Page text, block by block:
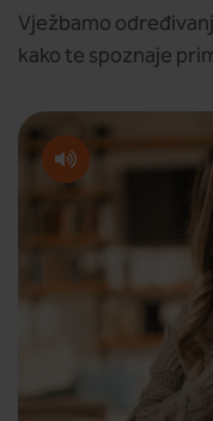
Vježbamo
kako te spoznaje